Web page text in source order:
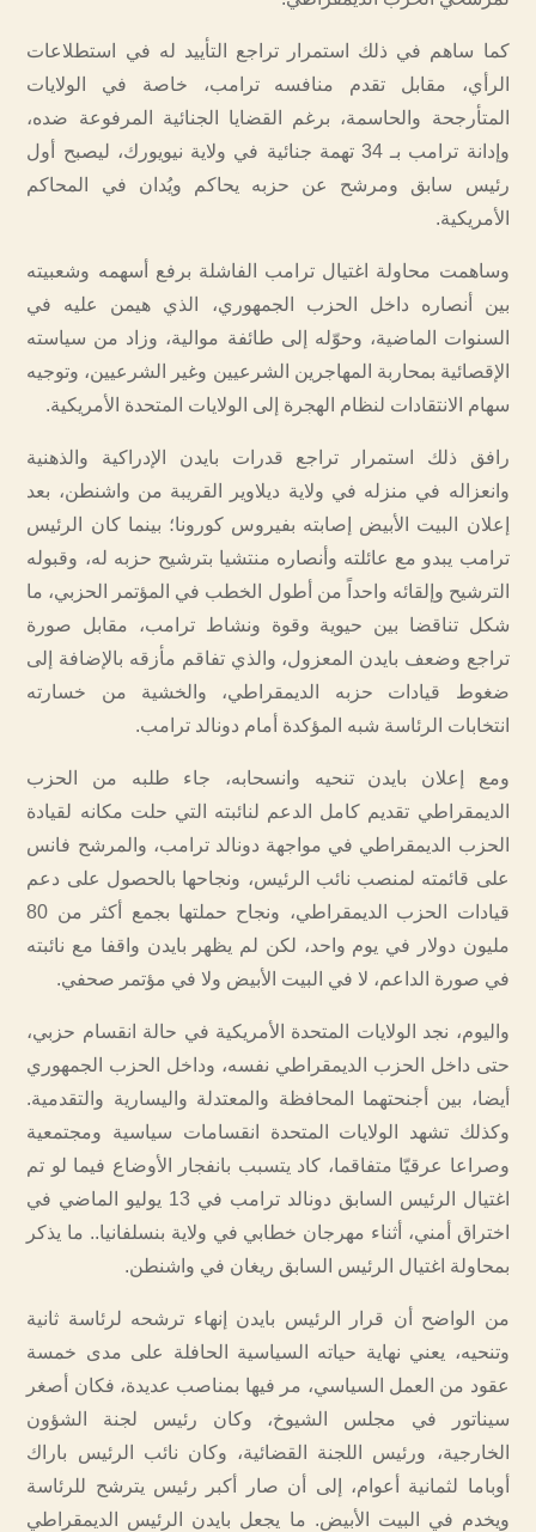
كما ساهم في ذلك استمرار تراجع التأييد له في استطلاعات
الرأي، مقابل تقدم منافسه ترامب، خاصة في الولايات
المتأرجحة والحاسمة، برغم القضايا الجنائية المرفوعة ضده،
وإدانة ترامب بـ 34 تهمة جنائية في ولاية نيويورك، ليصبح أول
رئيس سابق ومرشح عن حزبه يحاكم ويُدان في المحاكم
الأمريكية.
وساهمت محاولة اغتيال ترامب الفاشلة برفع أسهمه وشعبيته
بين أنصاره داخل الحزب الجمهوري، الذي هيمن عليه في
السنوات الماضية، وحوّله إلى طائفة موالية، وزاد من سياسته
الإقصائية بمحاربة المهاجرين الشرعيين وغير الشرعيين، وتوجيه
سهام الانتقادات لنظام الهجرة إلى الولايات المتحدة الأمريكية.
رافق ذلك استمرار تراجع قدرات بايدن الإدراكية والذهنية
وانعزاله في منزله في ولاية ديلاوير القريبة من واشنطن، بعد
إعلان البيت الأبيض إصابته بفيروس كورونا؛ بينما كان الرئيس
ترامب يبدو مع عائلته وأنصاره منتشيا بترشيح حزبه له، وقبوله
الترشيح وإلقائه واحداً من أطول الخطب في المؤتمر الحزبي، ما
شكل تناقضا بين حيوية وقوة ونشاط ترامب، مقابل صورة
تراجع وضعف بايدن المعزول، والذي تفاقم مأزقه بالإضافة إلى
ضغوط قيادات حزبه الديمقراطي، والخشية من خسارته
انتخابات الرئاسة شبه المؤكدة أمام دونالد ترامب.
ومع إعلان بايدن تنحيه وانسحابه، جاء طلبه من الحزب
الديمقراطي تقديم كامل الدعم لنائبته التي حلت مكانه لقيادة
الحزب الديمقراطي في مواجهة دونالد ترامب، والمرشح فانس
على قائمته لمنصب نائب الرئيس، ونجاحها بالحصول على دعم
قيادات الحزب الديمقراطي، ونجاح حملتها بجمع أكثر من 80
مليون دولار في يوم واحد، لكن لم يظهر بايدن واقفا مع نائبته
في صورة الداعم، لا في البيت الأبيض ولا في مؤتمر صحفي.
واليوم، نجد الولايات المتحدة الأمريكية في حالة انقسام حزبي،
حتى داخل الحزب الديمقراطي نفسه، وداخل الحزب الجمهوري
أيضا، بين أجنحتهما المحافظة والمعتدلة واليسارية والتقدمية.
وكذلك تشهد الولايات المتحدة انقسامات سياسية ومجتمعية
وصراعا عرقيّا متفاقما، كاد يتسبب بانفجار الأوضاع فيما لو تم
اغتيال الرئيس السابق دونالد ترامب في 13 يوليو الماضي في
اختراق أمني، أثناء مهرجان خطابي في ولاية بنسلفانيا.. ما يذكر
بمحاولة اغتيال الرئيس السابق ريغان في واشنطن.
من الواضح أن قرار الرئيس بايدن إنهاء ترشحه لرئاسة ثانية
وتنحيه، يعني نهاية حياته السياسية الحافلة على مدى خمسة
عقود من العمل السياسي، مر فيها بمناصب عديدة، فكان أصغر
سيناتور في مجلس الشيوخ، وكان رئيس لجنة الشؤون
الخارجية، ورئيس اللجنة القضائية، وكان نائب الرئيس باراك
أوباما لثمانية أعوام، إلى أن صار أكبر رئيس يترشح للرئاسة
ويخدم في البيت الأبيض. ما يجعل بايدن الرئيس الديمقراطي